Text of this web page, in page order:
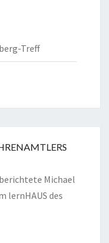
Treff
Michael
lernHAUS des